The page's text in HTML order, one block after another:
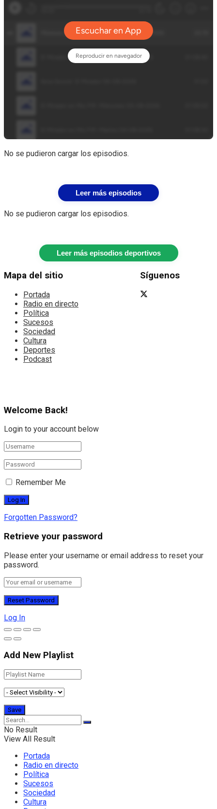
No se pudieron cargar los episodios.
Leer más episodios
No se pudieron cargar los episodios.
Leer más episodios deportivos
Mapa del sitio
Portada
Radio en directo
Política
Sucesos
Sociedad
Cultura
Deportes
Podcast
Síguenos
Welcome Back!
Login to your account below
Remember Me
Forgotten Password?
Retrieve your password
Please enter your username or email address to reset your
password.
Log In
Add New Playlist
No Result
View All Result
Portada
Radio en directo
Política
Sucesos
Sociedad
Cultura